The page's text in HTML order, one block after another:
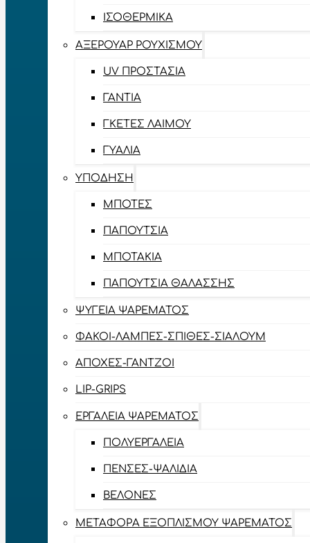
ΙΣΟΘΕΡΜΙΚΆ
ΑΞΕΡΟΥΆΡ ΡΟΥΧΙΣΜΟΎ
UV ΠΡΟΣΤΑΣΊΑ
ΓΆΝΤΙΑ
ΓΚΈΤΕΣ ΛΑΊΜΟΥ
ΓΥΑΛΙΆ
ΥΠΌΔΗΣΗ
ΜΠΌΤΕΣ
ΠΑΠΟΎΤΣΙΑ
ΜΠΟΤΆΚΙΑ
ΠΑΠΟΎΤΣΙΑ ΘΑΛΆΣΣΗΣ
ΨΥΓΕΊΑ ΨΑΡΈΜΑΤΟΣ
ΦΑΚΟΊ-ΛΆΜΠΕΣ-ΣΠΊΘΕΣ-ΣΊΑΛΟΥΜ
ΑΠΌΧΕΣ-ΓΆΝΤΖΟΙ
LIP-GRIPS
EΡΓΑΛΕΊΑ ΨΑΡΈΜΑΤΟΣ
ΠΟΛΥΕΡΓΑΛΕΊΑ
ΠΈΝΣΕΣ-ΨΑΛΊΔΙΑ
ΒΕΛΌΝΕΣ
ΜΕΤΑΦΟΡΆ ΕΞΟΠΛΙΣΜΟΎ ΨΑΡΈΜΑΤΟΣ